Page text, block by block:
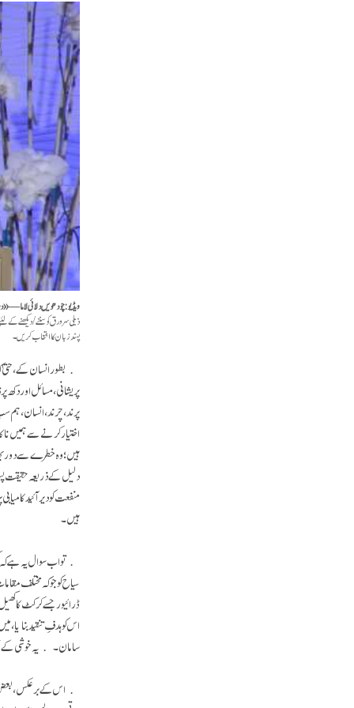
ویڈیو: چودھویں دلائی لاما —
ذیلی سرورق کو سننے/دیکھنے کے
پسند زبان کا انتخاب کریں۔
بطور انسان کے، حتیٰ
پریشانی، مسائل اور
پرند، چرند، انسان، ہم
اختیار کرنے سے ہمیں
ہیں؛ وہ خطرے سے دور
دلیل کے ذریعہ حقیقت
منفعت کو دیر آئید
ہیں۔
تو اب سوال یہ ہے کہ
سیاح کو جو کہ مختلف
ڈرائیور جسے کرکٹ کا
اس کو ہدفِ تنقید بنایا،
سامان۔ یہ خوشی کے
اس کے برعکس، بعض